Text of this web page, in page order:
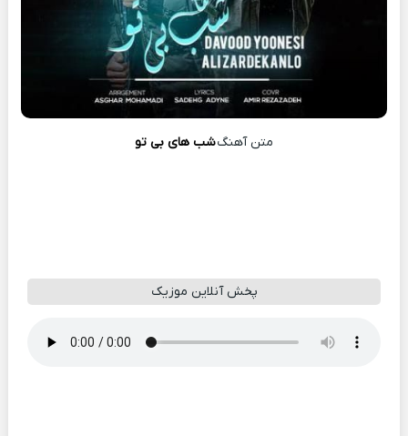
متن آهنگشب های بی تو
پخش آنلاین موزیک